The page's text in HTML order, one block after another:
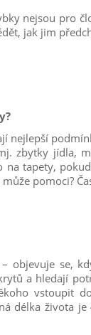
nejsou pro
jak jim
nejlepší
zbytky jídla,
tapety,
pomoci?
objevuje se,
a hledají
vstoupit
délka života